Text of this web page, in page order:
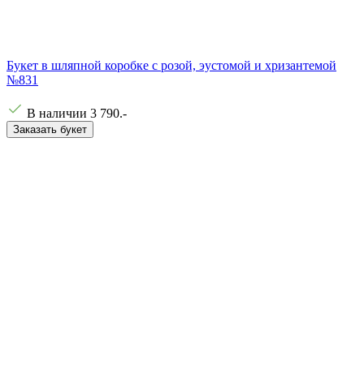
Букет в шляпной коробке с розой, эустомой и хризантемой
№831
В наличии 3 790.-
Заказать букет